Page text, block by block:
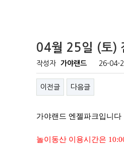
04월 25일 (토)
작성자 가야랜드 26-04-
이전글 다음글
가야랜드 엔젤파크입니다
놀이동산 이용시간은